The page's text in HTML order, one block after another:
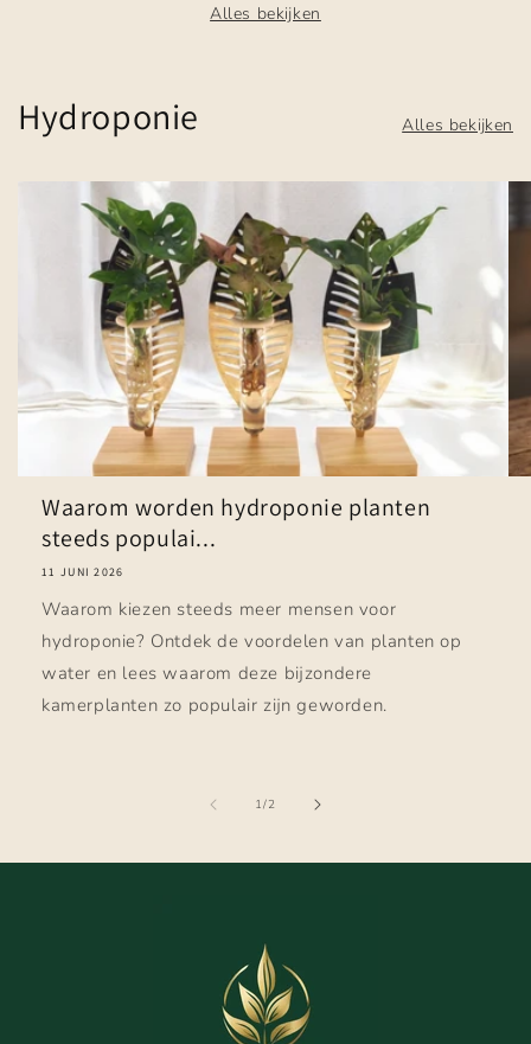
Alles bekijken
Hydroponie Alles bekijken
Waarom worden hydroponie planten
steeds populai...
11 JUNI 2026
Waarom kiezen steeds meer mensen voor
hydroponie? Ontdek de voordelen van planten op
water en lees waarom deze bijzondere
kamerplanten zo populair zijn geworden.
1/van
2